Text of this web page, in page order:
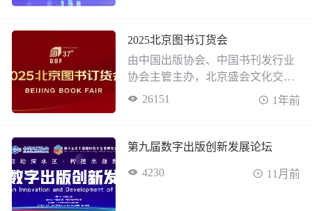
的文化使命，着眼文化强国和出版
强国建设，推动建设一支高素质专
业化图书编校队伍，为新时代新征
撑，国家新闻出版署决定举办第八
2025北京图书订货会
由中国出版协会、中国书刊发行业
协会主管主办，北京盛会文化交流
有限公司承办的2025（第37届）北
馆）举办。
26151 1年前
第九届数字出版创新发展论坛
4230 11月前